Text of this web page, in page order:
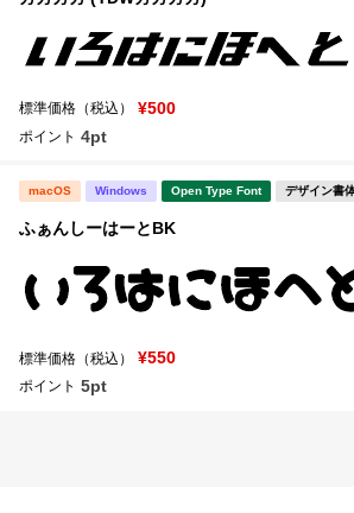
標準価格（税込） ¥500
ポイント 4pt
macOS Windows Open Type Font デザイン書
ふぁんしーはーとBK
標準価格（税込） ¥550
ポイント 5pt